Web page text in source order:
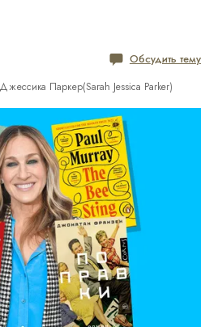
Обсудить тему
Паркер(Sarah Jessica Parker)